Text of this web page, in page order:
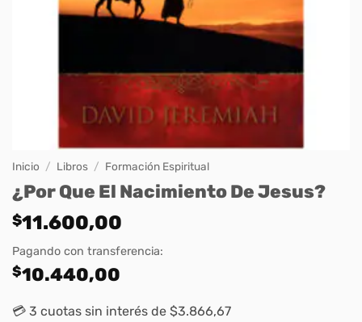
Inicio / Libros / Formación Espiritual
¿Por Que El Nacimiento De Jesus?
$11.600,00
Pagando con transferencia:
$10.440,00
💳 3 cuotas sin interés de $3.866,67